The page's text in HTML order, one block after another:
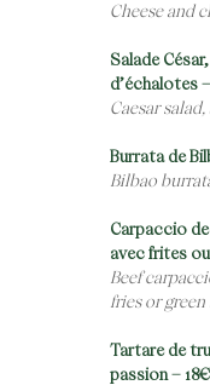
Cheese and
Salade
d’échalotes –
Caesar
Burrata de
Bilbao
Carpaccio
avec frites
Beef
fries or green
Tartare de
passion – 18€